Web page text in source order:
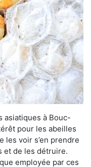
asiatiques à Bouc-
pour les abeilles
les voir s’en prendre
et de les détruire.
employée par ces